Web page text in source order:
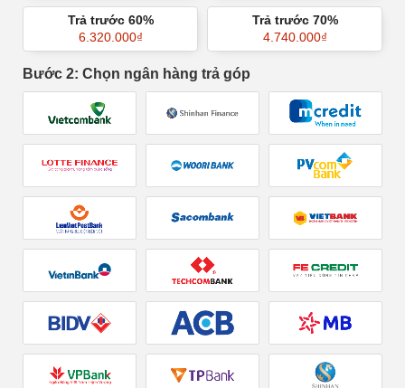
Trả trước 60%
6.320.000₫
Trả trước 70%
4.740.000₫
Bước 2: Chọn ngân hàng trả góp